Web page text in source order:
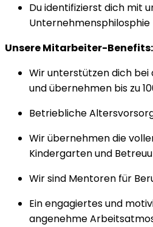
Du identifizierst dich mit
Unternehmensphilosphie
Unsere Mitarbeiter-Benefits:
Wir unterstützen dich bei
und übernehmen bis zu
Betriebliche
Wir übernehmen die
Kindergarten und
Wir sind Mentoren für
Ein engagiertes und
angenehme